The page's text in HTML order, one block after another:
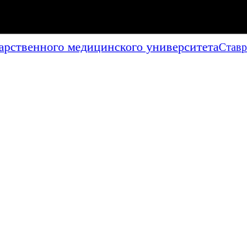
медицинского университета